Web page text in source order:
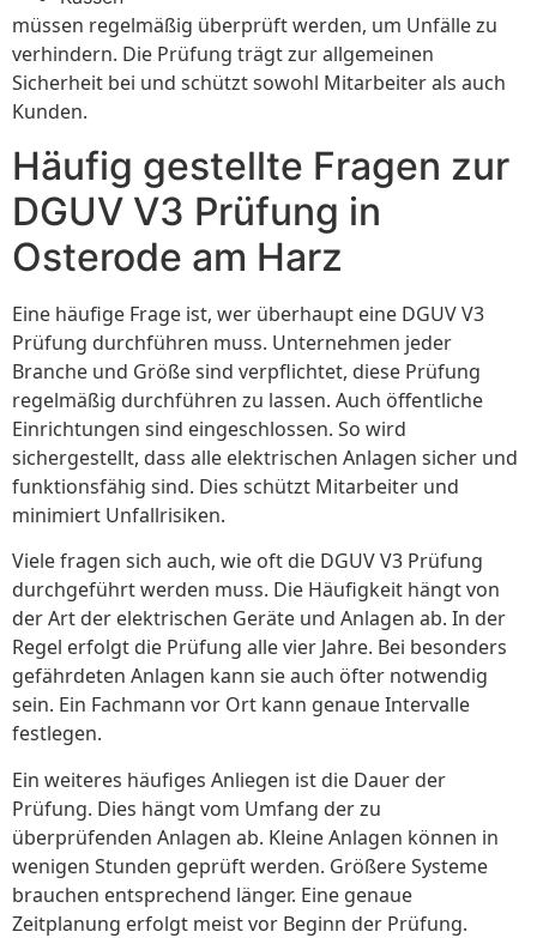
müssen regelmäßig überprüft werden, um Unfälle zu
verhindern. Die Prüfung trägt zur allgemeinen
Sicherheit bei und schützt sowohl Mitarbeiter als auch
Kunden.
Häufig gestellte Fragen zur
DGUV V3 Prüfung in
Osterode am Harz
Eine häufige Frage ist, wer überhaupt eine DGUV V3
Prüfung durchführen muss. Unternehmen jeder
Branche und Größe sind verpflichtet, diese Prüfung
regelmäßig durchführen zu lassen. Auch öffentliche
Einrichtungen sind eingeschlossen. So wird
sichergestellt, dass alle elektrischen Anlagen sicher und
funktionsfähig sind. Dies schützt Mitarbeiter und
minimiert Unfallrisiken.
Viele fragen sich auch, wie oft die DGUV V3 Prüfung
durchgeführt werden muss. Die Häufigkeit hängt von
der Art der elektrischen Geräte und Anlagen ab. In der
Regel erfolgt die Prüfung alle vier Jahre. Bei besonders
gefährdeten Anlagen kann sie auch öfter notwendig
sein. Ein Fachmann vor Ort kann genaue Intervalle
festlegen.
Ein weiteres häufiges Anliegen ist die Dauer der
Prüfung. Dies hängt vom Umfang der zu
überprüfenden Anlagen ab. Kleine Anlagen können in
wenigen Stunden geprüft werden. Größere Systeme
brauchen entsprechend länger. Eine genaue
Zeitplanung erfolgt meist vor Beginn der Prüfung.